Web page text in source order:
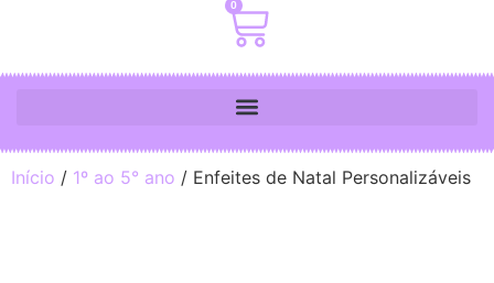
0
Início / 1º ao 5° ano / Enfeites de Natal Personalizáveis